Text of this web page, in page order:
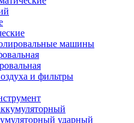
машины
и фильтры
ударный